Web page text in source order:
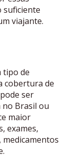
suficiente
viajante.
tipo de
cobertura de
ser
Brasil ou
maior
exames,